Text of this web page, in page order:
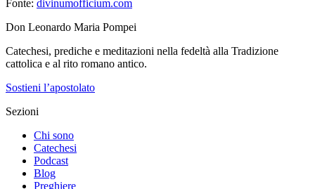
Fonte: divinumofficium.com
Don Leonardo Maria Pompei
Catechesi, prediche e meditazioni nella fedeltà alla Tradizione
cattolica e al rito romano antico.
Sostieni l’apostolato
Sezioni
Chi sono
Catechesi
Podcast
Blog
Preghiere